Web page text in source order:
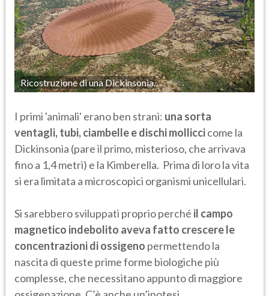
Ricostruzione di una Dickinsonia.
I primi 'animali' erano ben strani: una sorta
ventagli, tubi, ciambelle e dischi molliccicome la
Dickinsonia (pare il primo, misterioso, che arrivava
fino a 1,4 metri) e la Kimberella. Prima di loro la vita
si era limitata a microscopici organismi unicellulari.
Si sarebbero sviluppati proprio perché il campo
magnetico indebolito aveva fatto crescere le
concentrazioni di ossigeno permettendo la
nascita di queste prime forme biologiche più
complesse, che necessitano appunto di maggiore